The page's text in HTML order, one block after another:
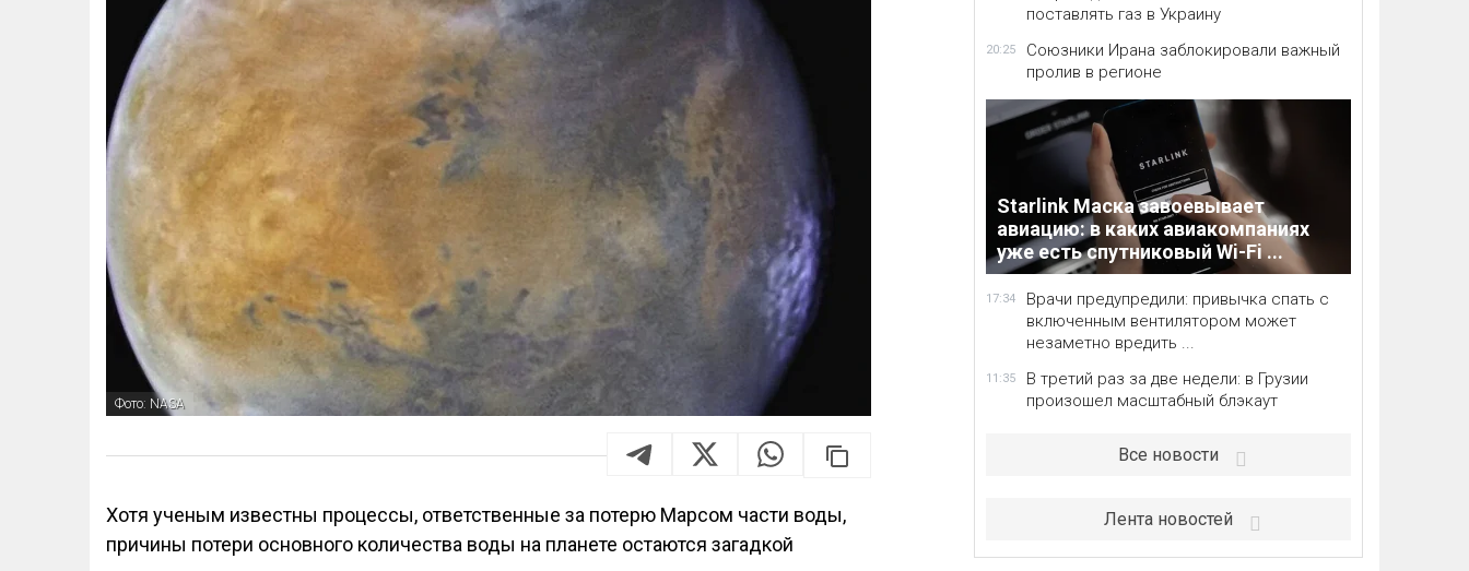
Фото: NASA
Хотя ученым известны процессы, ответственные за потерю Марсом части воды,
причины потери основного количества воды на планете остаются загадкой
поставлять газ в Украину
20:25
Союзники Ирана заблокировали важный
пролив в регионе
Starlink Маска завоевывает
авиацию: в каких авиакомпаниях
уже есть спутниковый Wi-Fi ...
17:34
Врачи предупредили: привычка спать с
включенным вентилятором может
незаметно вредить ...
11:35
В третий раз за две недели: в Грузии
произошел масштабный блэкаут
Все новости
Лента новостей